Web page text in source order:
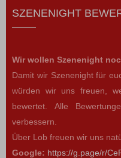
SZENENIGHT
Wir wollen Szenenight
Damit wir Szenenight für
würden wir uns freuen,
bewertet. Alle
verbessern.
Über Lob freuen wir uns
Google: https://g.page/r/